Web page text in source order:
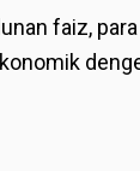
faiz,